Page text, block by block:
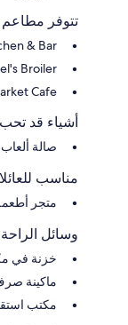
تتوفر مطاعم
& Bar
Broiler
Cafe
أشياء قد تحب
صالة
مناسب
متجر
وسائل الراحة
خزنة في
ماكينة
مكتب استقبال